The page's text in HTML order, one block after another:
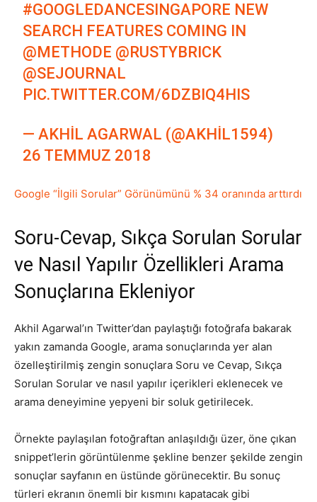
#GOOGLEDANCESINGAPORE NEW
SEARCH FEATURES COMING IN
@METHODE @RUSTYBRICK
@SEJOURNAL
PIC.TWITTER.COM/6DZBIQ4HIS
— AKHIL AGARWAL (@AKHIL1594)
26 TEMMUZ 2018
Google “İlgili Sorular” Görünümünü % 34 oranında arttırdı
Soru-Cevap, Sıkça Sorulan Sorular
ve Nasıl Yapılır Özellikleri Arama
Sonuçlarına Ekleniyor
Akhil Agarwal’ın Twitter’dan paylaştığı fotoğrafa bakarak
yakın zamanda Google, arama sonuçlarında yer alan
özelleştirilmiş zengin sonuçlara Soru ve Cevap, Sıkça
Sorulan Sorular ve nasıl yapılır içerikleri eklenecek ve
arama deneyimine yepyeni bir soluk getirilecek.
Örnekte paylaşılan fotoğraftan anlaşıldığı üzer, öne çıkan
snippet’lerin görüntülenme şekline benzer şekilde zengin
sonuçlar sayfanın en üstünde görünecektir. Bu sonuç
türleri ekranın önemli bir kısmını kapatacak gibi